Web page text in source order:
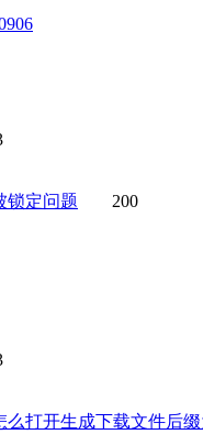
锁定问题
200
么打开生成下载文件后